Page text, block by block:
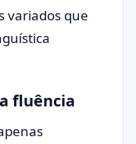
variados que
fluência